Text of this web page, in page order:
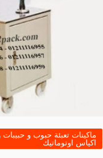
ماكينات تعبئة حبوب و
اكياس اوتوماتيك